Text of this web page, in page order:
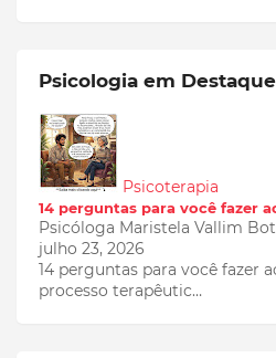
Psicologia em Destaque
Psicoterapia
14 perguntas para você fazer
Psicóloga Maristela Vallim
julho 23, 2026
14 perguntas para você fazer
processo terapêutic…